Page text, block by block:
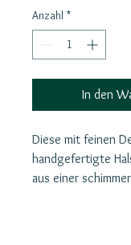
Anzahl *
In den
Diese mit feinen
handgefertigte
aus einer